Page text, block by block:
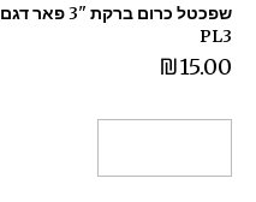
שפכטל כרום ברקת "3 פאר דגם
PL3
₪15.00